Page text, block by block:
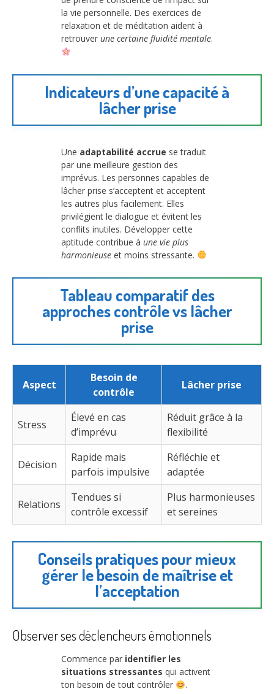
la vie personnelle. Des exercices de
relaxation et de méditation aident à
retrouver une certaine fluidité mentale.
Indicateurs d’une capacité à
lâcher prise
Une adaptabilité accrue se traduit
par une meilleure gestion des
imprévus. Les personnes capables de
lâcher prise s’acceptent et acceptent
les autres plus facilement. Elles
privilégient le dialogue et évitent les
conflits inutiles. Développer cette
aptitude contribue à une vie plus
harmonieuse et moins stressante.
Tableau comparatif des
approches contrôle vs lâcher
prise
Aspect
Besoin de
contrôle
Lâcher prise
Stress
Élevé en cas
d’imprévu
Réduit grâce à la
flexibilité
Décision
Rapide mais
parfois impulsive
Réfléchie et
adaptée
Relations
Tendues si
contrôle excessif
Plus harmonieuses
et sereines
Conseils pratiques pour mieux
gérer le besoin de maîtrise et
l’acceptation
Observer ses déclencheurs émotionnels
Commence par identifier les
situations stressantes qui activent
ton besoin de tout contrôler
.